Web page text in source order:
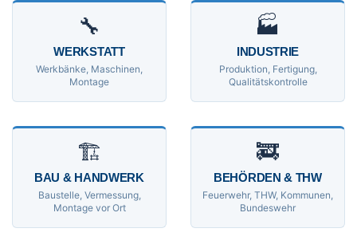
🔧
WERKSTATT
Werkbänke, Maschinen,
Montage
🏭
INDUSTRIE
Produktion, Fertigung,
Qualitätskontrolle
🏗
BAU & HANDWERK
Baustelle, Vermessung,
Montage vor Ort
🚒
BEHÖRDEN & THW
Feuerwehr, THW, Kommunen,
Bundeswehr